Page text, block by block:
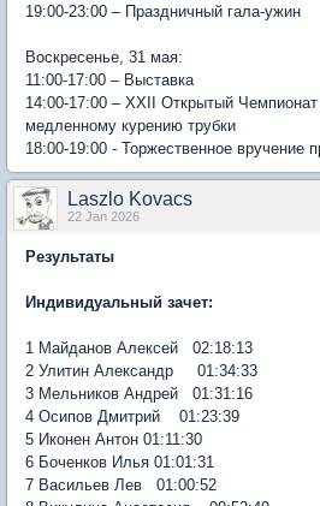
19:00-23:00 – Праздничный гала-ужин
Воскресенье, 31 мая:
11:00-17:00 – Выставка
14:00-17:00 – XXII Открытый
медленному курению трубки
18:00-19:00 - Торжественное вручение
Laszlo Kovacs
22 Jan 2026
Результаты
Индивидуальный зачет:
1 Майданов Алексей 02:18:13
2 Улитин Александр 01:34:33
3 Мельников Андрей 01:31:16
4 Осипов Дмитрий 01:23:39
5 Иконен Антон 01:11:30
6 Боченков Илья 01:01:31
7 Васильев Лев 01:00:52